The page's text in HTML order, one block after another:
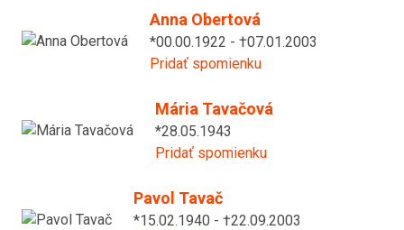
Anna Obertová
*00.00.1922 - †07.01.2003
Pridať spomienku
Mária Tavačová
*28.05.1943
Pridať spomienku
Pavol Tavač
*15.02.1940 - †22.09.2003